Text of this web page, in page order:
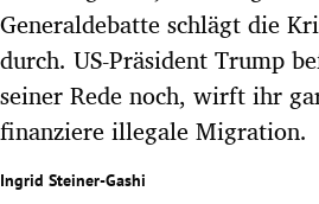
Untermenü
Untermenü
Untermenü
Generaldebatte schlägt die
durch. US-Präsident Trump
seiner Rede noch, wirft ihr
finanziere illegale Migration.
Ingrid Steiner-Gashi